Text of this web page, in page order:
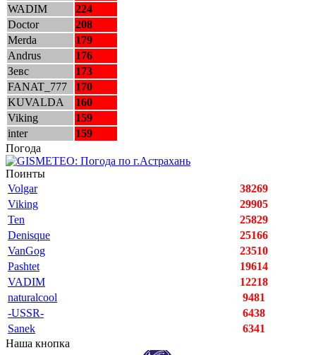
WADIM
224
Doctor
208
Merda
179
Andrus
176
Зевс
173
FANAT_777
170
KUVALDA
160
Viking
159
inter
159
Погода
Поинты
Volgar
38269
Viking
29905
Ten
25829
Denisque
25166
VanGog
23510
Pashtet
19614
VADIM
12218
naturalcool
9481
-USSR-
6438
Sanek
6341
Наша кнопка